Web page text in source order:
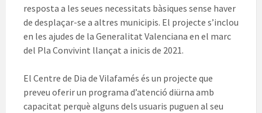
resposta a les seues necessitats bàsiques sense haver
de desplaçar-se a altres municipis. El projecte s’inclou
en les ajudes de la Generalitat Valenciana en el marc
del Pla Convivint llançat a inicis de 2021.
El Centre de Dia de Vilafamés és un projecte que
preveu oferir un programa d’atenció diürna amb
capacitat perquè alguns dels usuaris puguen al seu